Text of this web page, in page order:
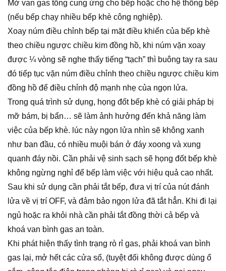
Mở van gas tổng cung ứng cho bếp hoặc cho hệ thống bếp
(nếu bếp chạy nhiều bếp khè công nghiệp).
Xoay núm điều chỉnh bếp tại mặt điều khiển của bếp khè
theo chiều ngược chiều kim đồng hồ, khi núm vặn xoay
được ¼ vòng sẽ nghe thấy tiếng “tạch” thì buông tay ra sau
đó tiếp tục vặn núm điều chỉnh theo chiều ngược chiều kim
đồng hồ để điều chỉnh độ mạnh nhẹ của ngọn lửa.
Trong quá trình sử dụng, họng đốt bếp khè có giải pháp bị
mỡ bám, bị bẩn… sẽ làm ảnh hưởng đến khả năng làm
việc của bếp khè. lúc này ngọn lửa nhìn sẽ không xanh
như ban đầu, có nhiều muội bán ở đáy xoong và xung
quanh đáy nồi. Cần phải vệ sinh sạch sẽ họng đốt bếp khè
không ngừng nghỉ để bếp làm việc với hiệu quả cao nhất.
Sau khi sử dụng cần phải tắt bếp, đưa vị trí của nút đánh
lửa về vị trí OFF, và đảm bảo ngọn lửa đã tắt hẳn. Khi đi lại
ngủ hoặc ra khỏi nhà cần phải tắt đồng thời cả bếp và
khoá van bình gas an toàn.
Khi phát hiện thấy tình trạng rò rỉ gas, phải khoá van bình
gas lại, mở hết các cửa sổ, (tuyệt đối không được dùng ổ